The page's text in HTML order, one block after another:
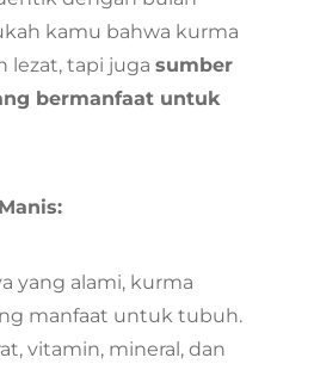
kamu bahwa kurma
lezat, tapi juga sumber
bermanfaat untuk
yang alami, kurma
manfaat untuk tubuh.
vitamin, mineral, dan